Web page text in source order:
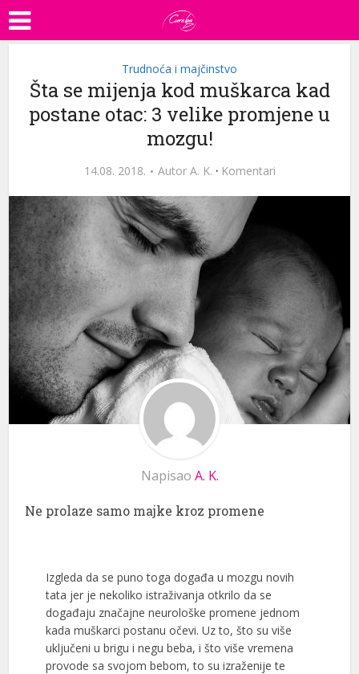
Trudnoća i majčinstvo
Šta se mijenja kod muškarca kad
postane otac: 3 velike promjene u
mozgu!
14.08. 2018. Autor A. K. · Komentari
Napisao A. K.
Ne prolaze samo majke kroz promene
Izgleda da se puno toga događa u mozgu novih
tata jer je nekoliko istraživanja otkrilo da se
događaju značajne neurološke promene jednom
kada muškarci postanu očevi. Uz to, što su više
uključeni u brigu i negu beba, i što više vremena
provode sa svojom bebom, to su izraženije te